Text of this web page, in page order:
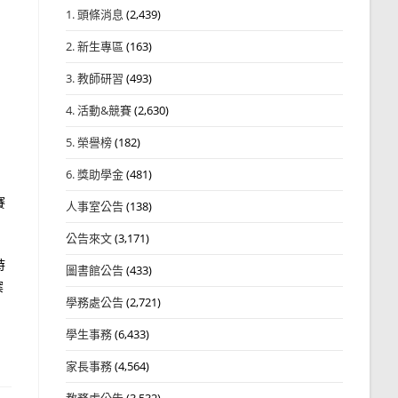
1. 頭條消息 (2,439)
2. 新生專區 (163)
3. 教師研習 (493)
4. 活動&競賽(2,630)
5. 榮譽榜(182)
6. 獎助學金(481)
人事室公告(138)
公告來文(3,171)
圖書館公告(433)
學務處公告(2,721)
學生事務(6,433)
家長事務(4,564)